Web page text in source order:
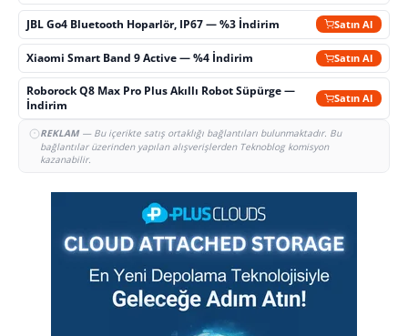
JBL Go4 Bluetooth Hoparlör, IP67 — %3 İndirim Satın Al
Xiaomi Smart Band 9 Active — %4 İndirim Satın Al
Roborock Q8 Max Pro Plus Akıllı Robot Süpürge —
İndirim
Satın Al
REKLAM— Bu içerikte satış ortaklığı bağlantıları bulunmaktadır. Bu
bağlantılar üzerinden yapılan alışverişlerden Teknoblog komisyon
kazanabilir.